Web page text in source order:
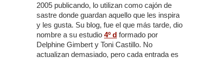
2005 publicando, lo utilizan como cajón de
sastre donde guardan aquello que les inspira
y les gusta. Su blog, fue el que más tarde, dio
nombre a su estudio 4º d formado por
Delphine Gimbert y Toni Castillo. No
actualizan demasiado, pero cada entrada es